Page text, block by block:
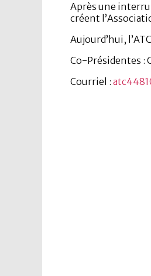
Après une
créent
Aujourd’hui,
Co-Présidentes :
Courriel :